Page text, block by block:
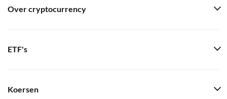
Over cryptocurrency
ETF's
Koersen